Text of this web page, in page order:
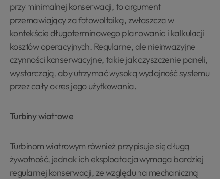
przy minimalnej konserwacji, to argument
przemawiający za fotowoltaiką, zwłaszcza w
kontekście długoterminowego planowania i kalkulacji
kosztów operacyjnych. Regularne, ale nieinwazyjne
czynności konserwacyjne, takie jak czyszczenie paneli,
wystarczają, aby utrzymać wysoką wydajność systemu
przez cały okres jego użytkowania.
Turbiny wiatrowe
Turbinom wiatrowym również przypisuje się długą
żywotność, jednak ich eksploatacja wymaga bardziej
regularnej konserwacji, ze względu na mechaniczną